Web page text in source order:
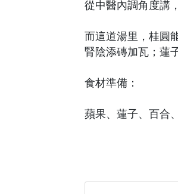
從中醫內調角度講
而這道湯里，桂圓
腎陰添磚加瓦；蓮
食材準備：
蘋果、蓮子、百合